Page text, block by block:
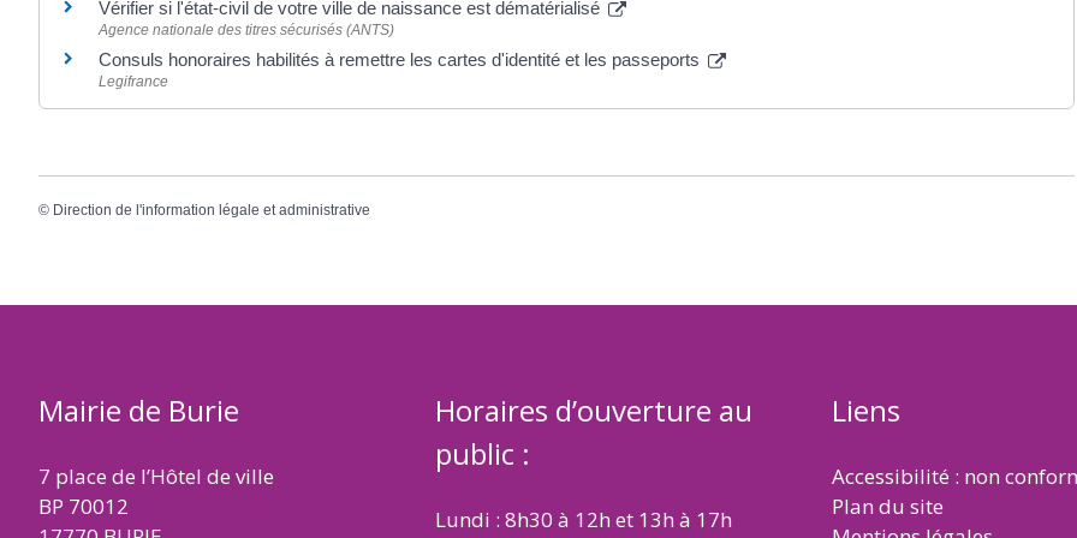
Vérifier si l'état-civil de votre ville de naissance est dématérialisé
Agence nationale des titres sécurisés (ANTS)
Consuls honoraires habilités à remettre les cartes d'identité et les passeports
Legifrance
© Direction de l'information légale et administrative
Mairie de Burie
7 place de l’Hôtel de ville
BP 70012
Horaires d’ouverture au
public :
Lundi : 8h30 à 12h et 13h à 17h
Liens
Accessibilité : non
Plan du site